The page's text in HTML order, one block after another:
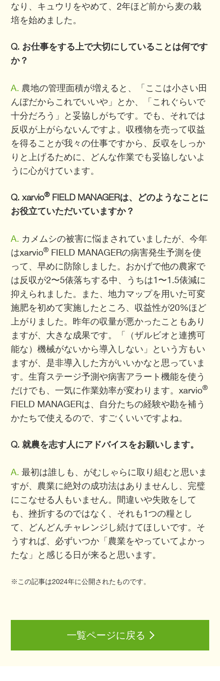
なり、キュウリをやめて、2年ほど前から麦の栽
培を始めました。
Q. お仕事をする上で大切にしていることは何です
か？
A. 農地の管理面積が増えると、「ここは小さい田
んぼだからこれでいいや」とか、「これぐらいで
十分だろう」と妥協しがちです。でも、それでは
反収が上がらないんですよ。収穫物を売って収益
を得ることが我々の仕事ですから、反収をしっか
りと上げるために、どんな作業でも妥協しないよ
うに心がけています。
Q. xarvio®FIELD MANAGERは、どのようなことに
お役立ていただいていますか？
A. カメムシの被害に悩まされていましたが、今年
はxarvio® FIELD MANAGERの病害発生予測を使
って、早めに防除しました。おかげで他の農家で
は反収が2〜5俵落ちする中、うちは1〜1.5俵減に
抑えられました。また、地力マップを用いた可変
施肥を初めて実施したところ、収益性が20%ほど
上がりました。昨年の収量が悪かったこともあり
ますが、大きな成果です。「（ザルビオと連携可
能な）機械がないから導入しない」という方もい
ますが、是非導入した方がいいかなと思っていま
す。生育ステージ予測や病害アラート機能を使う
だけでも、一気に作業効率が変わります。xarvio®
FIELD MANAGERは、自分たちの経験や勘を補う
かたちで使えるので、すごくいいですよね。
Q. 就農を志す人にアドバイスをお願いします。
A. 最初は誰しも、がむしゃらに取り組むと思いま
すが、農業に絶対の成功法はありませんし、完璧
にこなせる人もいません。間違いや失敗をして
も、挫折するのではなく、それも1つの糧とし
て、どんどんチャレンジし続けてほしいです。そ
うすれば、必ずいつか「農業をやっていてよかっ
たな」と感じる日が来ると思います。
※この記事は2024年に公開されたものです。
一覧ページに戻る